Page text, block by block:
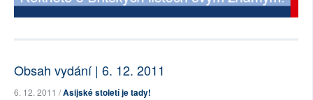
Obsah vydání | 6. 12. 2011
6. 12. 2011 /Asijské století je tady!